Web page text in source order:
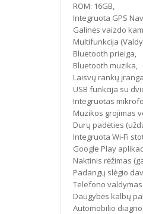
ROM: 16GB,
Integruota GPS
Galinės vaizdo
Multifunkcija
Bluetooth prieiga,
Bluetooth muzika,
Laisvų rankų
USB funkcija su
Integruotas
Muzikos grojimas
Durų padėties
Integruota Wi-Fi
Google Play
Naktinis rėžimas
Padangų slėgio
Telefono
Daugybės kalbų
Automobilio